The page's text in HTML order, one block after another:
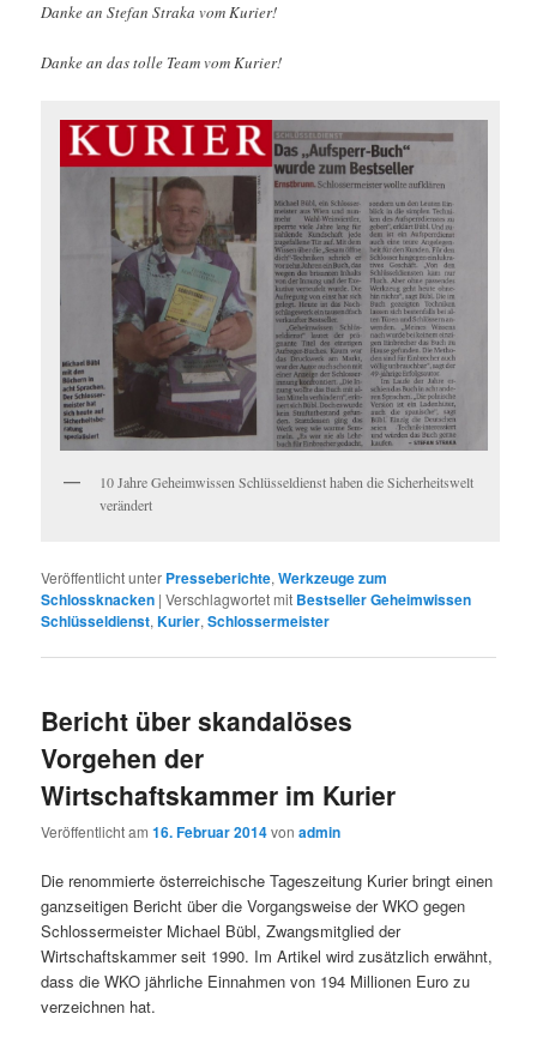
Danke an Stefan Straka vom Kurier!
Danke an das tolle Team vom Kurier!
10 Jahre Geheimwissen Schlüsseldienst haben die Sicherheitswelt
verändert
Veröffentlicht unter Presseberichte,Werkzeuge zum
Schlossknacken |Verschlagwortet mit Bestseller Geheimwissen
Schlüsseldienst,Kurier,Schlossermeister
Bericht über skandalöses
Vorgehen der
Wirtschaftskammer im Kurier
Veröffentlicht am16. Februar 2014vonadmin
Die renommierte österreichische Tageszeitung Kurier bringt einen
ganzseitigen Bericht über die Vorgangsweise der WKO gegen
Schlossermeister Michael Bübl, Zwangsmitglied der
Wirtschaftskammer seit 1990. Im Artikel wird zusätzlich erwähnt,
dass die WKO jährliche Einnahmen von 194 Millionen Euro zu
verzeichnen hat.